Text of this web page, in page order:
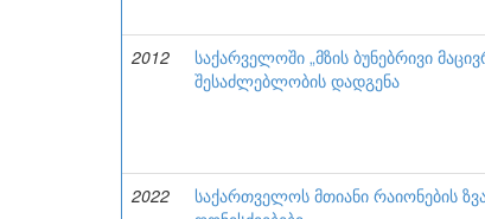
2012
საქარველოში „მზის ბუნებრივი
შესაძლებლობის დადგენა
2022
საქართველოს მთიანი რაიონების